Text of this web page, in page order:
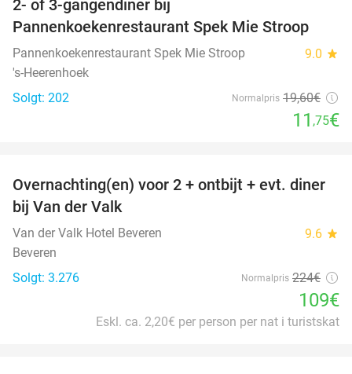
2- of 3-gangendiner bij
Pannenkoekenrestaurant Spek Mie Stroop
Pannenkoekenrestaurant Spek Mie Stroop 9.0 star
's-Heerenhoek
Solgt: 202
Normalpris 19,60€
11 ,75€
51%
Overnachting(en) voor 2 + ontbijt + evt. diner
bij Van der Valk
Van der Valk Hotel Beveren 9.6 star
Beveren
Solgt: 3.276
Normalpris 224€
109€
Eskl. ca. 2,20€ per person per nat i turistskat